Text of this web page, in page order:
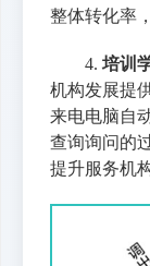
整体转化率
4. 培训
机构发展提
来电电脑自
查询询问的
提升服务机